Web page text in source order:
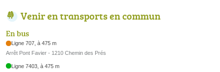
Venir en transports en commun
En bus
Ligne 707, à 475 m
Arrêt Pont Favier - 1210 Chemin des Prés
Ligne 7403, à 475 m